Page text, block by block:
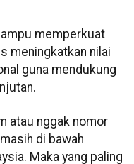
memperkuat
meningkatkan nilai
guna mendukung
atau nggak nomor
di bawah
Maka yang paling